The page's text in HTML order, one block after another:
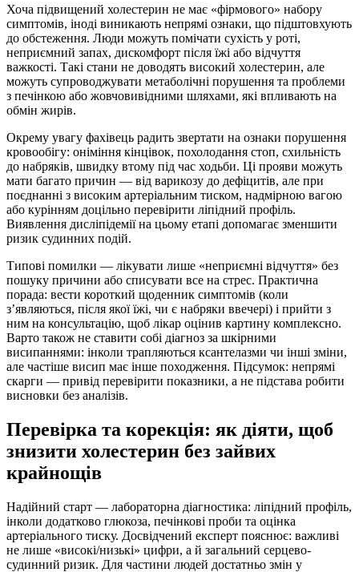
Хоча підвищений холестерин не має «фірмового» набору
симптомів, іноді виникають непрямі ознаки, що підштовхують
до обстеження. Люди можуть помічати сухість у роті,
неприємний запах, дискомфорт після їжі або відчуття
важкості. Такі стани не доводять високий холестерин, але
можуть супроводжувати метаболічні порушення та проблеми
з печінкою або жовчовивідними шляхами, які впливають на
обмін жирів.
Окрему увагу фахівець радить звертати на ознаки порушення
кровообігу: оніміння кінцівок, похолодання стоп, схильність
до набряків, швидку втому під час ходьби. Ці прояви можуть
мати багато причин — від варикозу до дефіцитів, але при
поєднанні з високим артеріальним тиском, надмірною вагою
або курінням доцільно перевірити ліпідний профіль.
Виявлення дисліпідемії на цьому етапі допомагає зменшити
ризик судинних подій.
Типові помилки — лікувати лише «неприємні відчуття» без
пошуку причини або списувати все на стрес. Практична
порада: вести короткий щоденник симптомів (коли
з’являються, після якої їжі, чи є набряки ввечері) і прийти з
ним на консультацію, щоб лікар оцінив картину комплексно.
Варто також не ставити собі діагноз за шкірними
висипаннями: інколи трапляються ксантелазми чи інші зміни,
але частіше висип має інше походження. Підсумок: непрямі
скарги — привід перевірити показники, а не підстава робити
висновки без аналізів.
Перевірка та корекція: як діяти, щоб
знизити холестерин без зайвих
крайнощів
Надійний старт — лабораторна діагностика: ліпідний профіль,
інколи додатково глюкоза, печінкові проби та оцінка
артеріального тиску. Досвідчений експерт пояснює: важливі
не лише «високі/низькі» цифри, а й загальний серцево-
судинний ризик. Для частини людей достатньо змін у